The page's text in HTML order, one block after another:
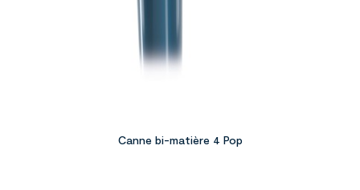
Canne bi-matière 4 Pop